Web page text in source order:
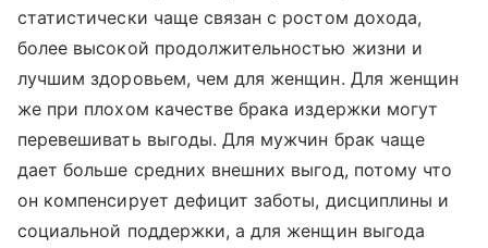
статистически чаще связан с ростом дохода,
более высокой продолжительностью жизни и
лучшим здоровьем, чем для женщин. Для женщин
же при плохом качестве брака издержки могут
перевешивать выгоды. Для мужчин брак чаще
дает больше средних внешних выгод, потому что
он компенсирует дефицит заботы, дисциплины и
социальной поддержки, а для женщин выгода